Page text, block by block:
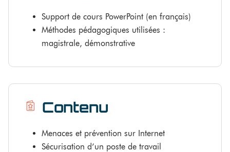
Support de cours PowerPoint (en français)
Méthodes pédagogiques utilisées :
magistrale, démonstrative
Contenu
Menaces et prévention sur Internet
Sécurisation d’un poste de travail